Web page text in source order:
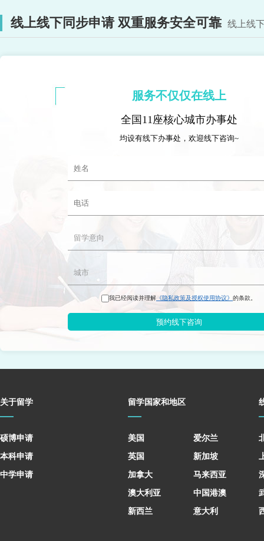
线上线下同步申请 双重服务安全可靠 线上线
服务不仅仅在线上
全国11座核心城市办事处
均设有线下办事处，欢迎线下咨询~
我已经阅读并理解 《隐私政策及授权使用协议》 的条款。
预约线下咨询
关于留学
硕博申请
本科申请
中学申请
留学国家和地区
美国
英国
加拿大
澳大利亚
新西兰
爱尔兰
新加坡
马来西亚
中国港澳
意大利